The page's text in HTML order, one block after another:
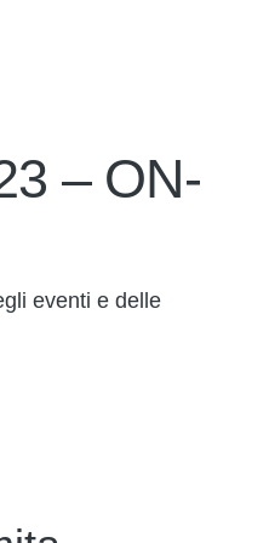
– ON-
eventi e delle